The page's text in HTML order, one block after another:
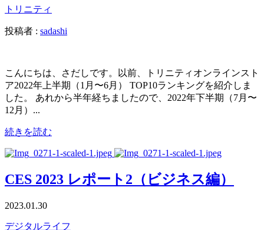
トリニティ
投稿者 : sadashi
こんにちは、さだしです。以前、トリニティオンラインスト
ア2022年上半期（1月〜6月） TOP10ランキングを紹介しま
した。 あれから半年経ちましたので、2022年下半期（7月〜
12月）...
続きを読む
CES 2023 レポート2（ビジネス編）
2023.01.30
デジタルライフ